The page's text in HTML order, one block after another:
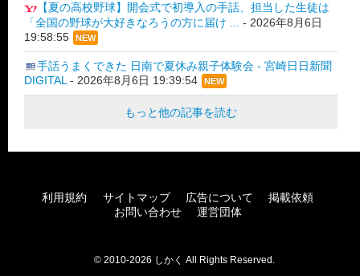
【夏の高校野球】開会式で初導入の手話、担当した生徒は
「全国の野球が大好きなろうの方に届け ...
- 2026年8月6日
19:58:55
NEW
手話うまくできた 日南で夏休み親子体験会 - 宮崎日日新聞
DIGITAL - 2026年8月6日 19:39:54 NEW
もっと他の記事を読む
利用規約 サイトマップ 広告について
掲載依頼
お問い合わせ
運営団体
© 2010-2026 しかく All Rights Reserved.